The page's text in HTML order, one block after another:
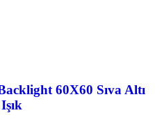
60X60 Sıva Altı